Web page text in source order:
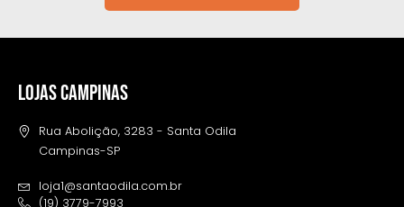
LOJAS CAMPINAS
Rua Abolição, 3283 - Santa Odila
Campinas-SP
loja1@santaodila.com.br
(19) 3779-7993